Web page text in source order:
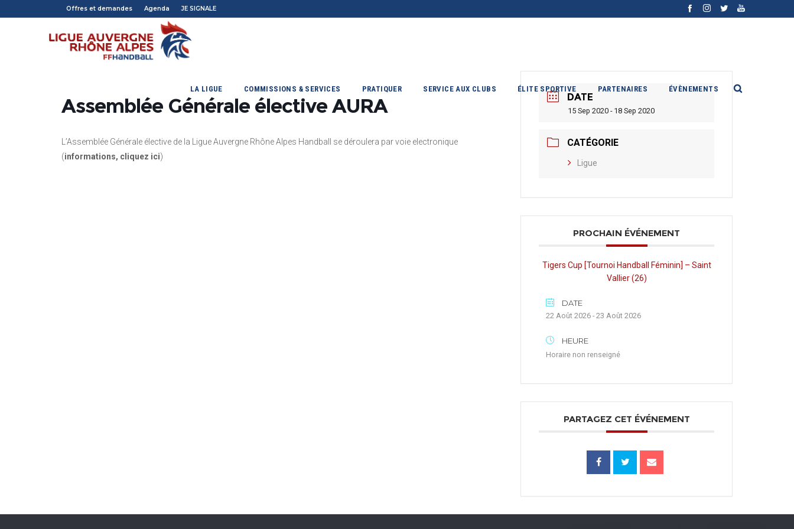
Offres et demandes Agenda JE SIGNALE
LA LIGUE COMMISSIONS & SERVICES PRATIQUER SERVICE AUX CLUBS ÉLITE SPORTIVE PARTENAIRES ÉVÈNEMENTS
Assemblée Générale élective AURA
L’Assemblée Générale élective de la Ligue Auvergne Rhône Alpes Handball se déroulera par voie electronique
(informations, cliquez ici)
DATE
15 Sep 2020 - 18 Sep 2020
CATÉGORIE
Ligue
PROCHAIN ÉVÉNEMENT
Tigers Cup [Tournoi Handball Féminin] – Saint
Vallier (26)
DATE
22 Août 2026 - 23 Août 2026
HEURE
Horaire non renseigné
PARTAGEZ CET ÉVÉNEMENT